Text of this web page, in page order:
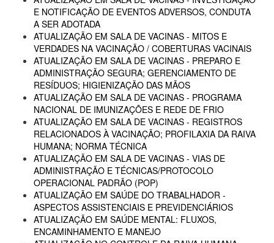
E NOTIFICAÇÃO DE EVENTOS ADVERSOS, CONDUTA
A SER ADOTADA
ATUALIZAÇÃO EM SALA DE VACINAS - MITOS E
VERDADES NA VACINAÇÃO / COBERTURAS VACINAIS
ATUALIZAÇÃO EM SALA DE VACINAS - PREPARO E
ADMINISTRAÇÃO SEGURA; GERENCIAMENTO DE
RESÍDUOS; HIGIENIZAÇÃO DAS MÃOS
ATUALIZAÇÃO EM SALA DE VACINAS - PROGRAMA
NACIONAL DE IMUNIZAÇÕES E REDE DE FRIO
ATUALIZAÇÃO EM SALA DE VACINAS - REGISTROS
RELACIONADOS À VACINAÇÃO; PROFILAXIA DA RAIVA
HUMANA; NORMA TÉCNICA
ATUALIZAÇÃO EM SALA DE VACINAS - VIAS DE
ADMINISTRAÇÃO E TÉCNICAS/PROTOCOLO
OPERACIONAL PADRÃO (POP)
ATUALIZAÇÃO EM SAÚDE DO TRABALHADOR -
ASPECTOS ASSISTENCIAIS E PREVIDENCIÁRIOS
ATUALIZAÇÃO EM SAÚDE MENTAL: FLUXOS,
ENCAMINHAMENTO E MANEJO